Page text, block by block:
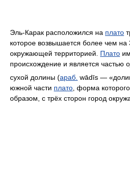
Эль-Карак расположился на плато
которое возвышается более чем
окружающей территорией. Плато
происхождение и является частью
сухой долины (араб. wādīs —
южной части плато , форма
образом, с трёх сторон город